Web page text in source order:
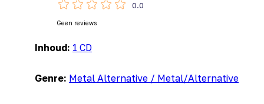
Inhoud: 1 CD
Genre: Metal Alternative / Metal/Alternative
0.0
Geen reviews